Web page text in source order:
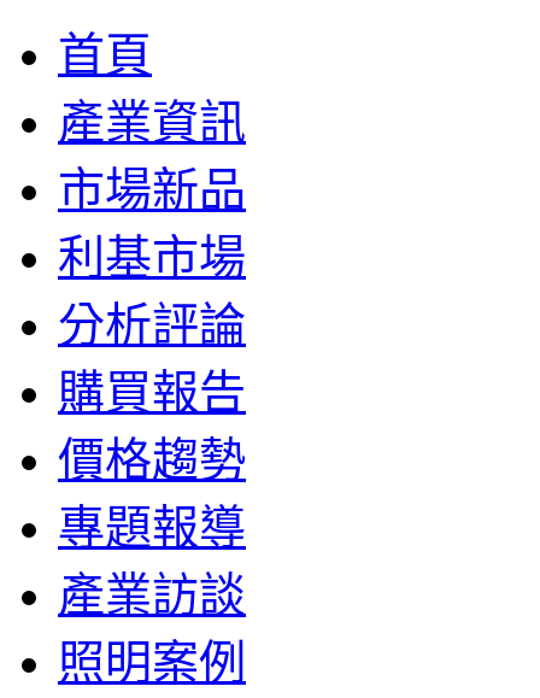
首頁
產業資訊
市場新品
利基市場
分析評論
購買報告
價格趨勢
專題報導
產業訪談
照明案例